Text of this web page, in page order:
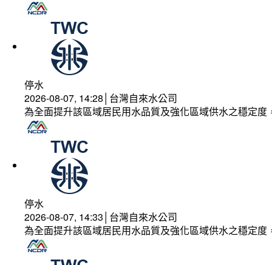
停水
2026-08-07, 14:28│台灣自來水公司
為全面提升該區域居民用水品質及強化區域供水之穩定
停水
2026-08-07, 14:33│台灣自來水公司
為全面提升該區域居民用水品質及強化區域供水之穩定